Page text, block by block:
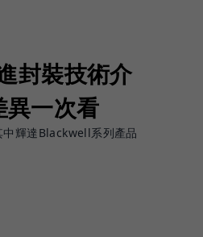
封裝技術介
異一次看
中輝達Blackwell系列產品